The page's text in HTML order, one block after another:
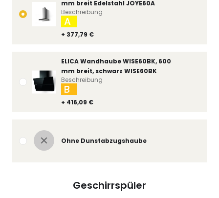
mm breit Edelstahl JOYE60A
+ 377,79 €
A
Beschreibung
ELICA Wandhaube WISE60BK, 600
mm breit, schwarz WISE60BK
+ 416,09 €
B
Beschreibung
Ohne Dunstabzugshaube
Geschirrspüler